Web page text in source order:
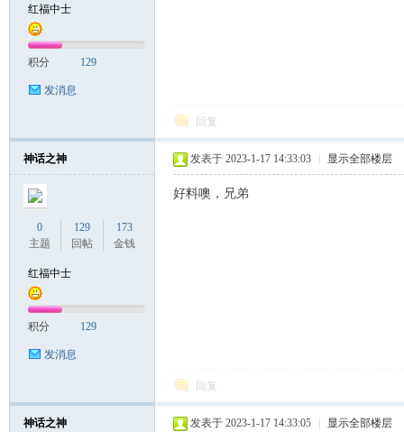
红福中士
积分 129
发消息
回复
神话之神
0
主题
129
回帖
173
金钱
红福中士
积分 129
发消息
发表于 2023-1-17 14:33:03 显示全部楼层
好料噢，兄弟
回复
神话之神 发表于 2023-1-17 14:33:05 显示全部楼层